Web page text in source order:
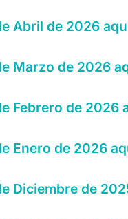
Abril de 2026
Marzo de 2026
Febrero de 2026
Enero de 2026
Diciembre de